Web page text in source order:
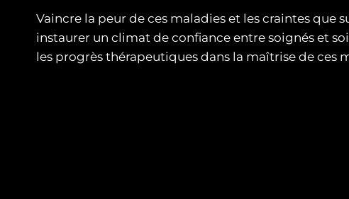
Vaincre la peur de ces maladies et les craintes
instaurer un climat de confiance entre soignés et
les progrès thérapeutiques dans la maîtrise de ces